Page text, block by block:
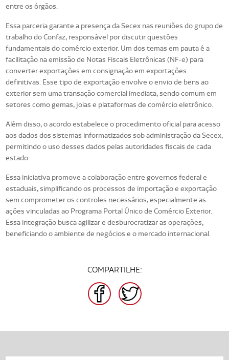
entre os órgãos.
Essa parceria garante a presença da Secex nas reuniões do grupo de
trabalho do Confaz, responsável por discutir questões
fundamentais do comércio exterior. Um dos temas em pauta é a
facilitação na emissão de Notas Fiscais Eletrônicas (NF-e) para
converter exportações em consignação em exportações
definitivas. Esse tipo de exportação envolve o envio de bens ao
exterior sem uma transação comercial imediata, sendo comum em
setores como gemas, joias e plataformas de comércio eletrônico.
Além disso, o acordo estabelece o procedimento oficial para acesso
aos dados dos sistemas informatizados sob administração da Secex,
permitindo o uso desses dados pelas autoridades fiscais de cada
estado.
Essa iniciativa promove a colaboração entre governos federal e
estaduais, simplificando os processos de importação e exportação
sem comprometer os controles necessários, especialmente as
ações vinculadas ao Programa Portal Único de Comércio Exterior.
Essa integração busca agilizar e desburocratizar as operações,
beneficiando o ambiente de negócios e o mercado internacional.
COMPARTILHE:
FACEBOOKTWITTER